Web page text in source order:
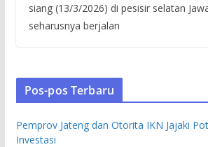
siang (13/3/2026) di pesisir selatan
seharusnya berjalan
Pos-pos Terbaru
Pemprov Jateng dan Otorita IKN Jajaki
Investasi